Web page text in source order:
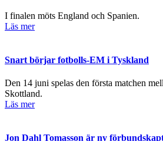
I finalen möts England och Spanien.
Läs mer
Snart börjar fotbolls-EM i Tyskland
Den 14 juni spelas den första matchen
Skottland.
Läs mer
Jon Dahl Tomasson är ny